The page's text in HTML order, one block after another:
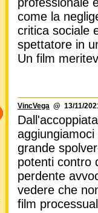
come la
critica sociale
spettatore in
Un film
VincVega @ 13/11/
grande
potenti contro
perdente
vedere che
film